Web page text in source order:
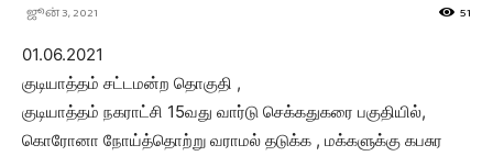
ஜூன் 3, 2021 51
01.06.2021
குடியாத்தம் சட்டமன்ற தொகுதி ,
குடியாத்தம் நகராட்சி 15வது வார்டு செக்கதுகரை பகுதியில்,
கொரோனா நோய்த்தொற்று வராமல் தடுக்க , மக்களுக்கு கபசுர